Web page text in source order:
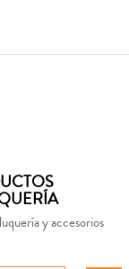
y accesorios